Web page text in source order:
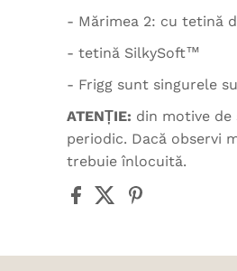
- Mărimea 2: cu tetină
- tetină SilkySoft™
- Frigg sunt singurele
ATENȚIE: din motive de
periodic. Dacă observi
trebuie înlocuită.